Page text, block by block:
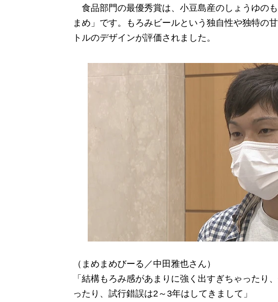
食品部門の最優秀賞は、小豆島産のしょうゆの
まめ」です。もろみビールという独自性や独特の
トルのデザインが評価されました。
（まめまめびーる／中田雅也さん）
「結構もろみ感があまりに強く出すぎちゃったり
ったり、試行錯誤は2～3年はしてきまして」